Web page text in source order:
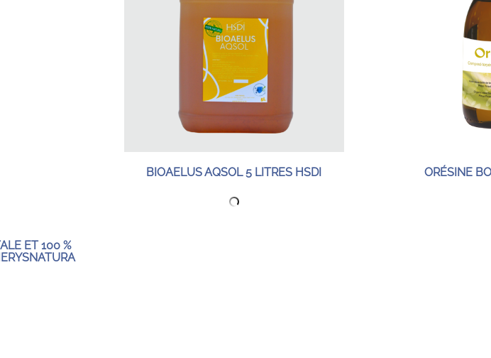
ET 100 %
BIOAELUS AQSOL 5 LITRES HSDI ORÉSINE